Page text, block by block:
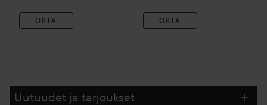
OSTA OSTA
Uutuudet ja tarjoukset